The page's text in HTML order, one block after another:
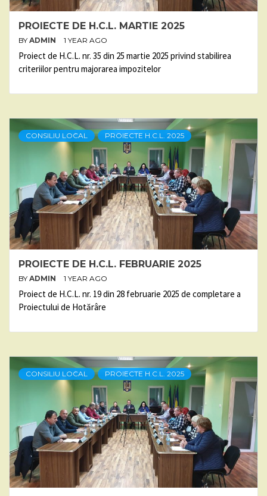
PROIECTE DE H.C.L. MARTIE 2025
BY ADMIN 1 YEAR AGO
Proiect de H.C.L. nr. 35 din 25 martie 2025 privind stabilirea
criteriilor pentru majorarea impozitelor
CONSILIU LOCAL PROIECTE H.C.L. 2025
PROIECTE DE H.C.L. FEBRUARIE 2025
BY ADMIN 1 YEAR AGO
Proiect de H.C.L. nr. 19 din 28 februarie 2025 de completare a
Proiectului de Hotărâre
CONSILIU LOCAL PROIECTE H.C.L. 2025